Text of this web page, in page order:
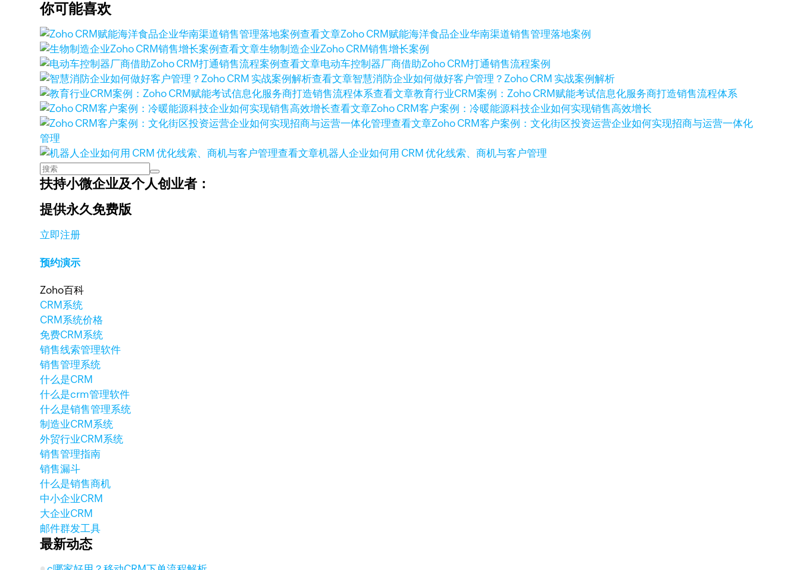
你可能喜欢
查看文章Zoho CRM赋能海洋食品企业华南渠道销售管理落地案例
查看文章生物制造企业Zoho CRM销售增长案例
查看文章电动车控制器厂商借助Zoho CRM打通销售流程案例
查看文章智慧消防企业如何做好客户管理？Zoho CRM 实战案例解析
查看文章教育行业CRM案例：Zoho CRM赋能考试信息化服务商打造销售流程体系
查看文章Zoho CRM客户案例：冷暖能源科技企业如何实现销售高效增长
查看文章Zoho CRM客户案例：文化街区投资运营企业如何实现招商与运营一体化
管理
查看文章机器人企业如何用 CRM 优化线索、商机与客户管理
扶持小微企业及个人创业者：
提供永久免费版
立即注册
预约演示
Zoho百科
CRM系统
CRM系统价格
免费CRM系统
销售线索管理软件
销售管理系统
什么是CRM
什么是crm管理软件
什么是销售管理系统
制造业CRM系统
外贸行业CRM系统
销售管理指南
销售漏斗
什么是销售商机
中小企业CRM
大企业CRM
邮件群发工具
最新动态